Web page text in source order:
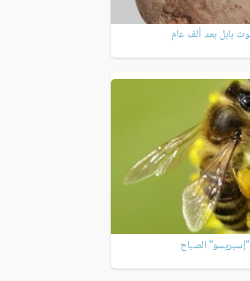
بابل بعد ألف عام
الصباح